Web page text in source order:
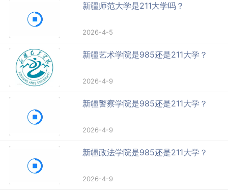
新疆师范大学是211大学吗？
2026-4-5
新疆艺术学院是985还是211大学？
2026-4-9
新疆警察学院是985还是211大学？
2026-4-9
新疆政法学院是985还是211大学？
2026-4-9